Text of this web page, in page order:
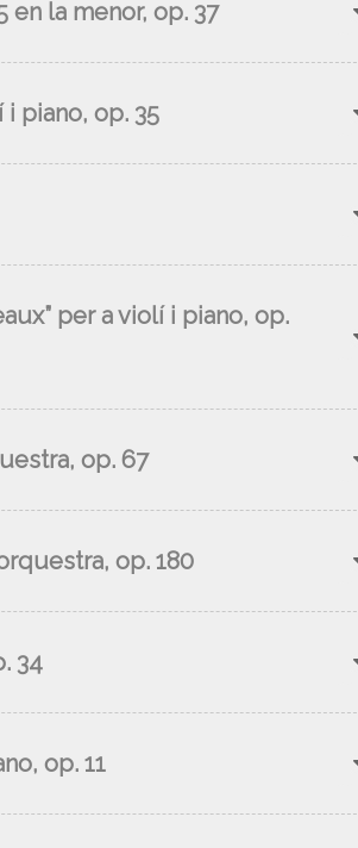
la menor, op. 37
i piano, op. 35
per a violí i piano, op.
op. 67
op. 180
34
op. 11